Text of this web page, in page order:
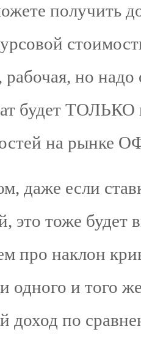
получить
рабочая, но надо
будет
на рынке
даже если
это тоже
про наклон
одного и того
доход по